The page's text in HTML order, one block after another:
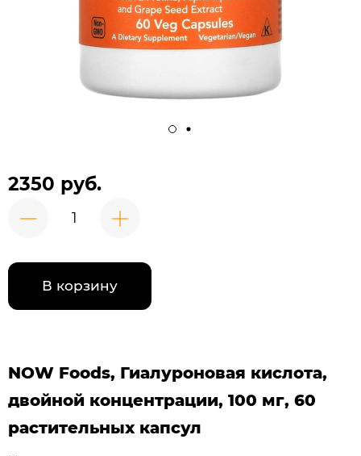
2350 руб.
В корзину
NOW Foods, Гиалуроновая кислота,
двойной концентрации, 100 мг, 60
растительных капсул